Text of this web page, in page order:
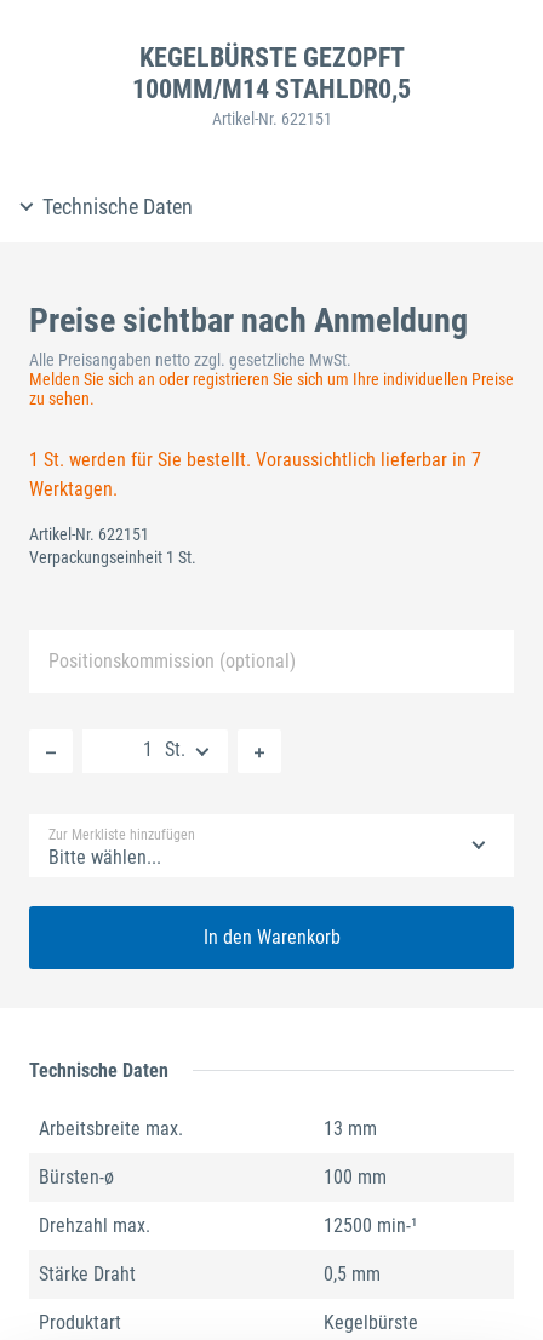
KEGELBÜRSTE GEZOPFT
100MM/M14 STAHLDR0,5
Artikel-Nr. 622151
Technische Daten
Preise sichtbar nach Anmeldung
Alle Preisangaben netto zzgl. gesetzliche MwSt.
Melden Sie sich an oder registrieren Sie sich um Ihre individuellen Preise
zu sehen.
1 St. werden für Sie bestellt. Voraussichtlich lieferbar in 7
Werktagen.
Artikel-Nr. 622151
Verpackungseinheit 1 St.
Positionskommission (optional)
St.
Zur Merkliste hinzufügen
Bitte wählen...
In den Warenkorb
Technische Daten
Arbeitsbreite max. 13 mm
Bürsten-ø 100 mm
Drehzahl max. 12500 min-¹
Stärke Draht 0,5 mm
Produktart Kegelbürste